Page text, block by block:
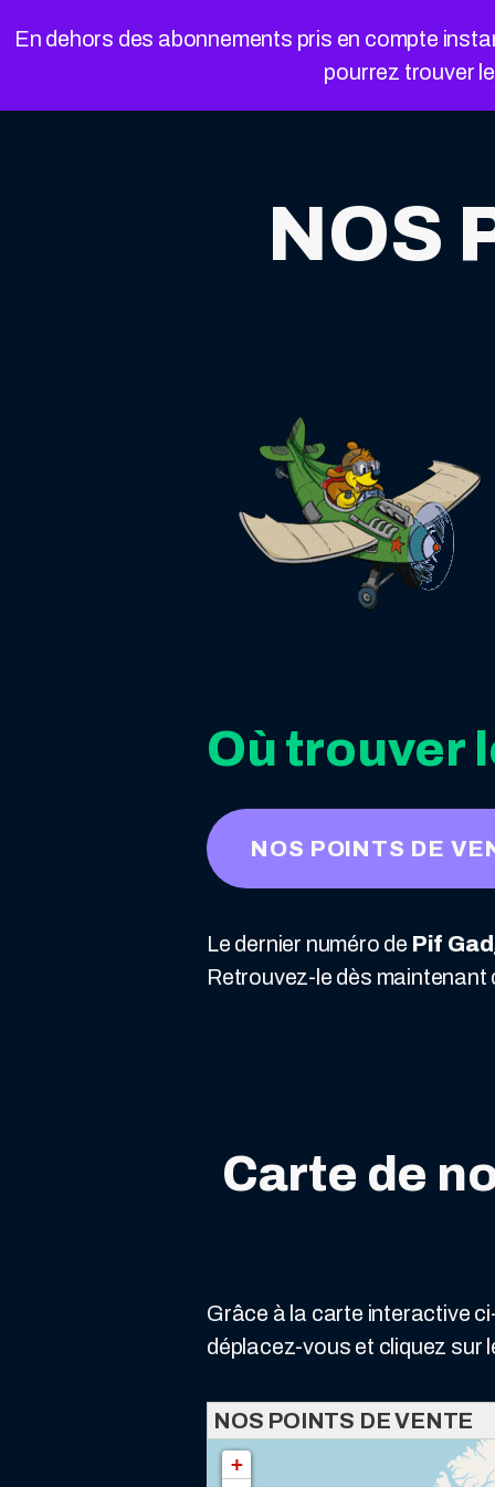
En dehors des abonnements pris en compte
pourrez trouver
NOS
Où trouver
NOS POINTS DE
Le dernier numéro de Pif
Retrouvez-le dès
Carte de
Grâce à la carte interactive
déplacez-vous et cliquez sur
NOS POINTS DE VENTE
chargement de la carte - veuillez patienter...
+